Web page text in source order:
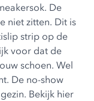
De
niet zitten. Dit is
strip op de
voor dat de
schoen. Wel
De no-show
Bekijk hier